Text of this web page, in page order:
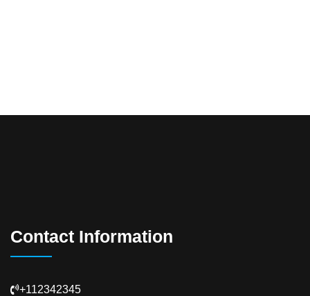
Contact Information
+112342345